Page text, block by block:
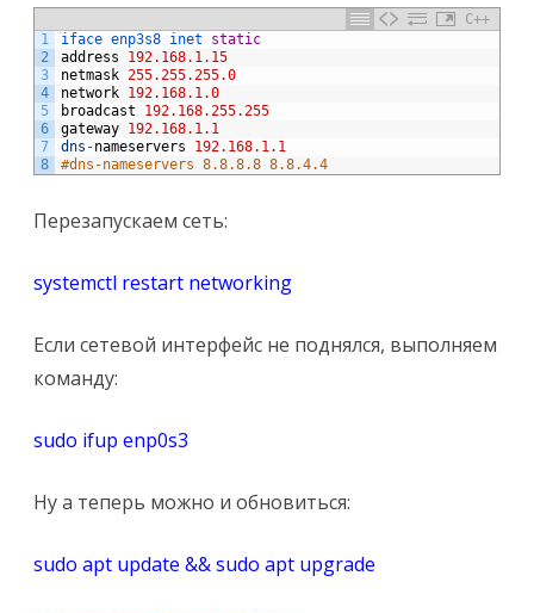
C++
1
2
3
4
5
6
7
8
iface enp3s8 inet static
address
192.168.1.15
netmask 255.255.255.0
network 192.168.1.0
broadcast
192.168.255.255
gateway 192.168.1.1
dns -nameservers
192.168.1.1
#dns-nameservers 8.8.8.8 8.8.4.4
Перезапускаем сеть:
systemctl restart networking
Если сетевой интерфейс не поднялся, выполняем
команду:
sudo ifup enp0s3
Ну а теперь можно и обновиться:
sudo apt update && sudo apt upgrade